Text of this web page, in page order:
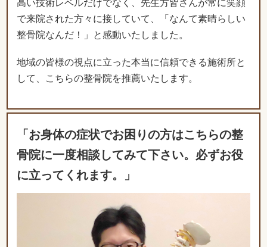
高い技術レベルだけでなく、先生方皆さんが常に笑顔
で来院された方々に接していて、「なんて素晴らしい
整骨院なんだ！」と感動いたしました。
地域の皆様の視点に立った本当に信頼できる施術所と
して、こちらの整骨院を推薦いたします。
「お身体の症状でお困りの方はこちらの整
骨院に一度相談してみて下さい。必ずお役
に立ってくれます。」